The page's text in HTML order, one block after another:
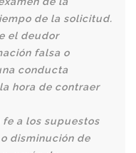
de la solicitud.
el deudor
falsa o
conducta
hora de contraer
a los supuestos
disminución de